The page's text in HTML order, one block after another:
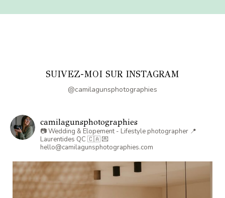
SUIVEZ-MOI SUR INSTAGRAM
@camilagunsphotographies
camilagunsphotographies
📷 Wedding & Elopement - Lifestyle photographer 📍
Laurentides QC 🇨🇦💌
hello@camilagunsphotographies.com